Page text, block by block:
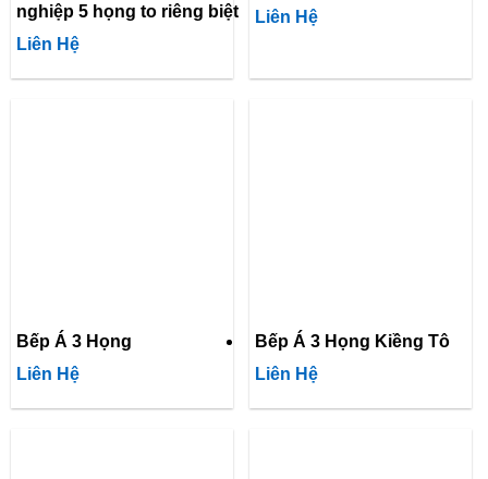
nghiệp 5 họng to riêng biệt
Liên Hệ
Liên Hệ
Bếp Á 3 Họng
Liên Hệ
Bếp Á 3 Họng Kiềng Tô
Liên Hệ